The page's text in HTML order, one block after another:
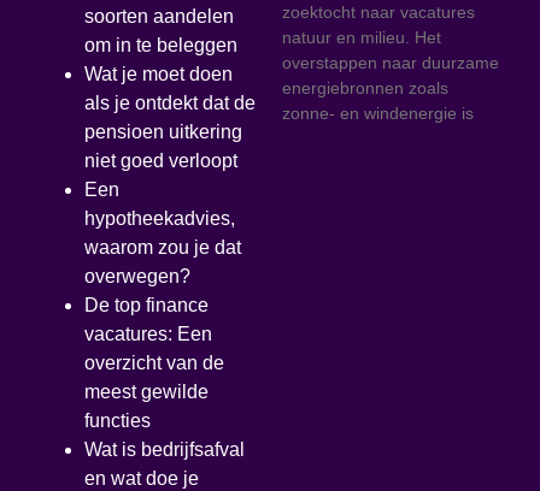
soorten aandelen
om in te beleggen
Wat je moet doen
als je ontdekt dat de
pensioen uitkering
niet goed verloopt
Een
hypotheekadvies,
waarom zou je dat
overwegen?
De top finance
vacatures: Een
overzicht van de
meest gewilde
functies
Wat is bedrijfsafval
en wat doe je
zoektocht naar vacatures
natuur en milieu. Het
overstappen naar duurzame
energiebronnen zoals
zonne- en windenergie is